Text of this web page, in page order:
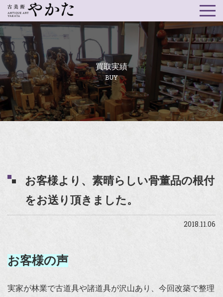
買取実績
BUY
お客様より、素晴らしい骨董品の根付
をお送り頂きました。
2018.11.06
お客様の声
実家が林業で古道具や諸道具が沢山あり、今回改築で整理